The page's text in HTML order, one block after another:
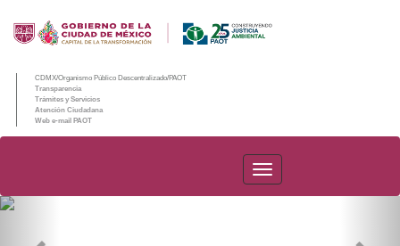
CDMX/Organismo Público Descentralizado/PAOT
Transparencia
Trámites y Servicios
Atención Ciudadana
Web e-mail PAOT
PAOT